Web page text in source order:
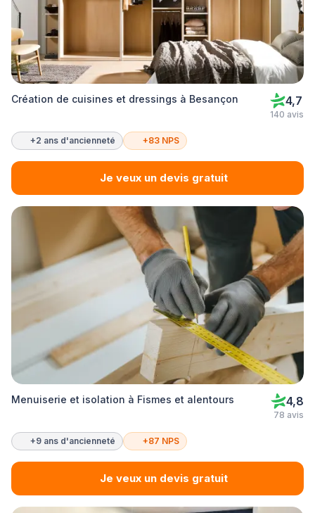
Création de cuisines et dressings à Besançon 4,7
140 avis
+2 ans d'ancienneté +83 NPS
Je veux un devis gratuit
Menuiserie et isolation à Fismes et alentours 4,8
78 avis
+9 ans d'ancienneté +87 NPS
Je veux un devis gratuit